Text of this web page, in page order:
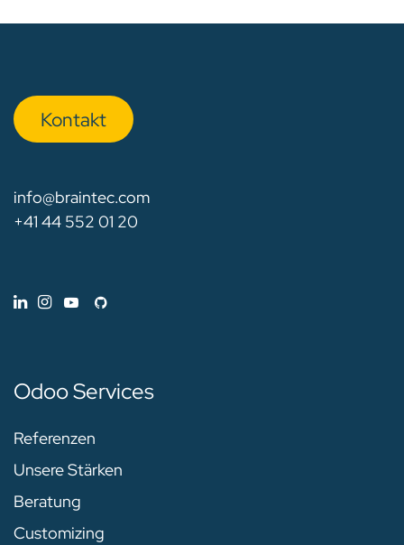
Kon​​​​​​ta​​kt
info@braintec.com
+41 44 552 01 20
Odoo Services
Referenzen
Unsere Stärken
Beratung
Customizing